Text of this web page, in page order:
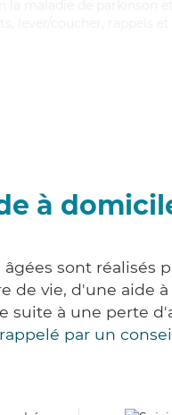
la maladie de parkinson
à
sont réalisés
de vie, d'une
suite à une perte
par un